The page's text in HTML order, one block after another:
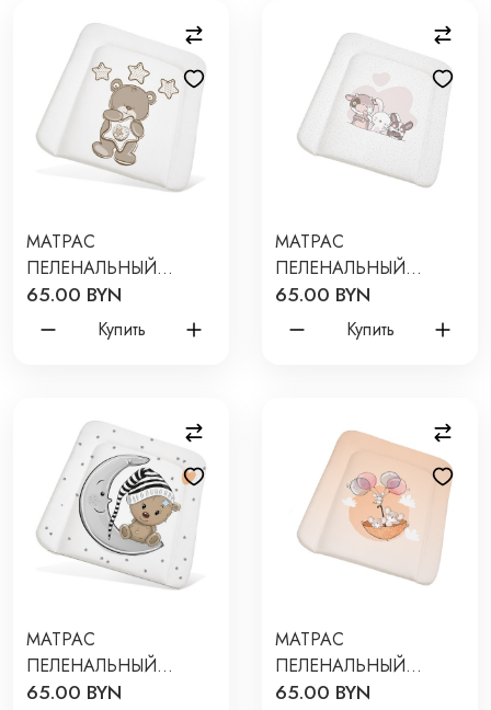
МАТРАС
ПЕЛЕНАЛЬНЫЙ
BOOMBABY КАРАПУЗ
БЕЛЫЙ 65*55 СМ BB/
65.00 BYN
Купить
МАТРАС
ПЕЛЕНАЛЬНЫЙ
BOOMBABY МАСИКИ
65*55 СМ РT/ПН-34
65.00 BYN
Купить
МАТРАС
ПЕЛЕНАЛЬНЫЙ
BOOMBABY МИШКА
65.00 BYN
МАТРАС
ПЕЛЕНАЛЬНЫЙ
BOOMBABY МЫШКИ-
65.00 BYN